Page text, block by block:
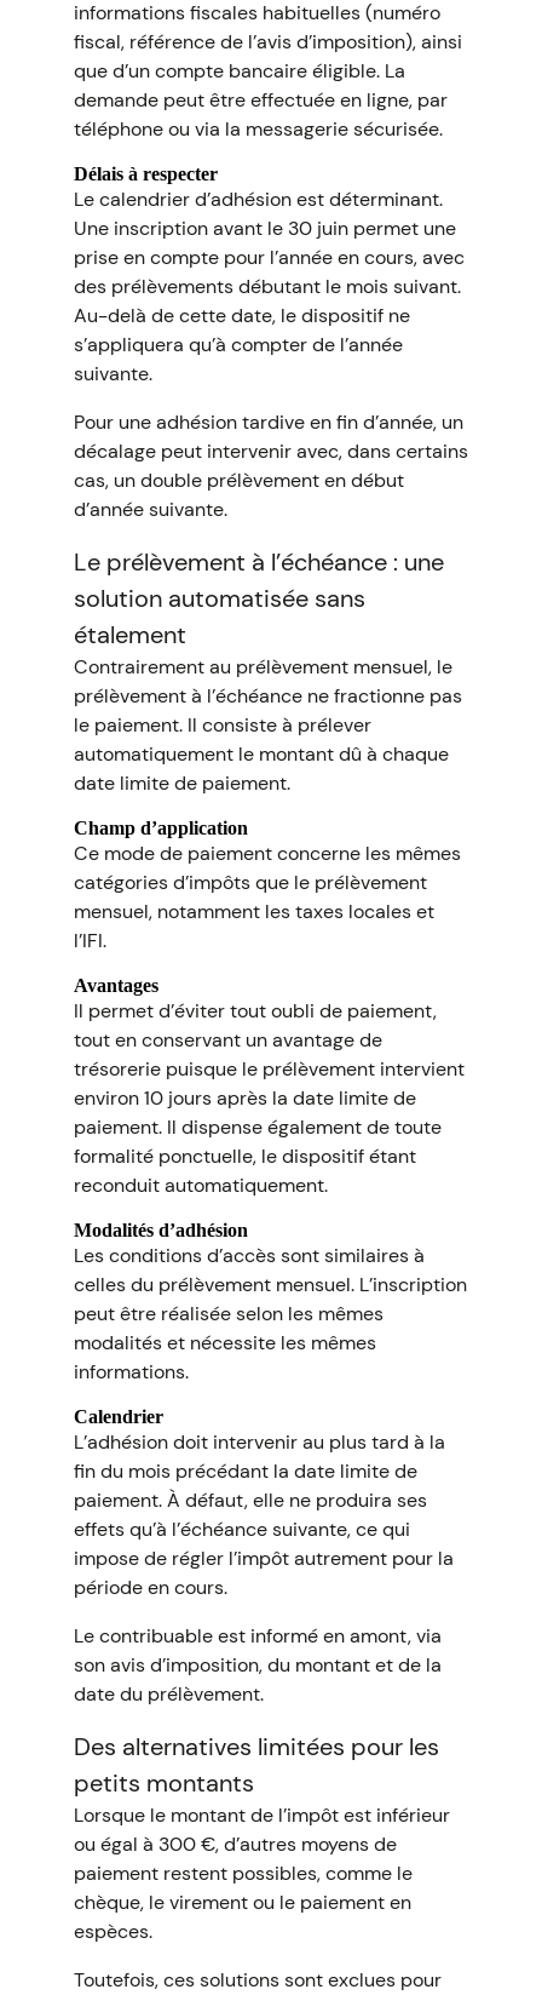
informations fiscales habituelles (numéro
fiscal, référence de l’avis d’imposition), ainsi
que d’un compte bancaire éligible. La
demande peut être effectuée en ligne, par
téléphone ou via la messagerie sécurisée.
Délais à respecter
Le calendrier d’adhésion est déterminant.
Une inscription avant le 30 juin permet une
prise en compte pour l’année en cours, avec
des prélèvements débutant le mois suivant.
Au-delà de cette date, le dispositif ne
s’appliquera qu’à compter de l’année
suivante.
Pour une adhésion tardive en fin d’année, un
décalage peut intervenir avec, dans certains
cas, un double prélèvement en début
d’année suivante.
Le prélèvement à l’échéance : une
solution automatisée sans
étalement
Contrairement au prélèvement mensuel, le
prélèvement à l’échéance ne fractionne pas
le paiement. Il consiste à prélever
automatiquement le montant dû à chaque
date limite de paiement.
Champ d’application
Ce mode de paiement concerne les mêmes
catégories d’impôts que le prélèvement
mensuel, notamment les taxes locales et
l’IFI.
Avantages
Il permet d’éviter tout oubli de paiement,
tout en conservant un avantage de
trésorerie puisque le prélèvement intervient
environ 10 jours après la date limite de
paiement. Il dispense également de toute
formalité ponctuelle, le dispositif étant
reconduit automatiquement.
Modalités d’adhésion
Les conditions d’accès sont similaires à
celles du prélèvement mensuel. L’inscription
peut être réalisée selon les mêmes
modalités et nécessite les mêmes
informations.
Calendrier
L’adhésion doit intervenir au plus tard à la
fin du mois précédant la date limite de
paiement. À défaut, elle ne produira ses
effets qu’à l’échéance suivante, ce qui
impose de régler l’impôt autrement pour la
période en cours.
Le contribuable est informé en amont, via
son avis d’imposition, du montant et de la
date du prélèvement.
Des alternatives limitées pour les
petits montants
Lorsque le montant de l’impôt est inférieur
ou égal à 300 €, d’autres moyens de
paiement restent possibles, comme le
chèque, le virement ou le paiement en
espèces.
Toutefois, ces solutions sont exclues pour